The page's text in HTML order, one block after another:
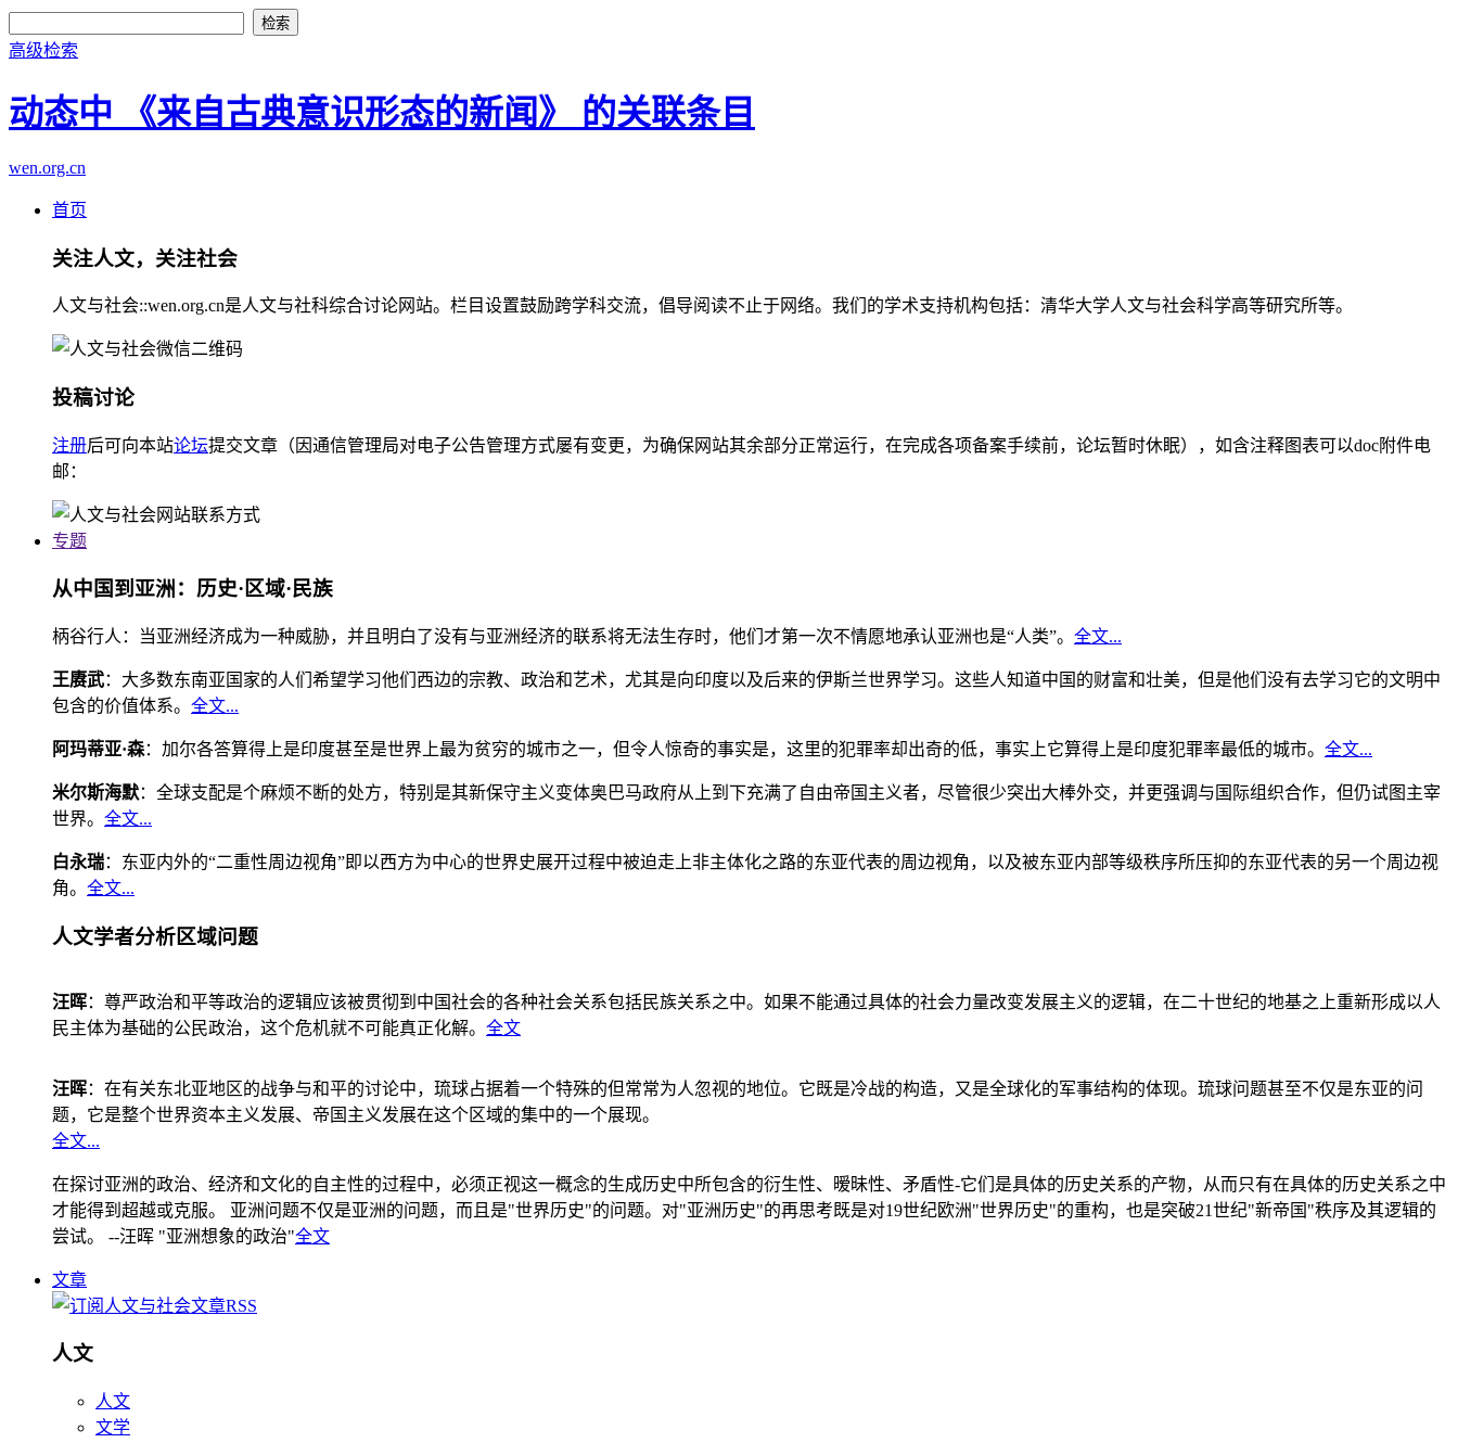
高级检索
动态中 《来自古典意识形态的新闻》 的关联条目
wen.org.cn
首页
关注人文，关注社会
人文与社会::wen.org.cn是人文与社科综合讨论网站。栏目设置鼓励跨学科交流，倡导阅读不止于网络。我们的学术支持机构包括：清华大学人文与社会科学高等研究所等。
投稿讨论
注册后可向本站论坛提交文章（因通信管理局对电子公告管理方式屡有变更，为确保网站其余部分正常运行，在完成各项备案手续前，论坛暂时休眠），如含注释图表可以doc附件电
邮：
专题
从中国到亚洲：历史·区域·民族
柄谷行人：当亚洲经济成为一种威胁，并且明白了没有与亚洲经济的联系将无法生存时，他们才第一次不情愿地承认亚洲也是“人类”。 全文...
王赓武：大多数东南亚国家的人们希望学习他们西边的宗教、政治和艺术，尤其是向印度以及后来的伊斯兰世界学习。这些人知道中国的财富和壮美，但是他们没有去学习它的文明中
包含的价值体系。 全文...
阿玛蒂亚·森：加尔各答算得上是印度甚至是世界上最为贫穷的城市之一，但令人惊奇的事实是，这里的犯罪率却出奇的低，事实上它算得上是印度犯罪率最低的城市。 全文...
米尔斯海默：全球支配是个麻烦不断的处方，特别是其新保守主义变体奥巴马政府从上到下充满了自由帝国主义者，尽管很少突出大棒外交，并更强调与国际组织合作，但仍试图主宰
世界。 全文...
白永瑞：东亚内外的“二重性周边视角”即以西方为中心的世界史展开过程中被迫走上非主体化之路的东亚代表的周边视角，以及被东亚内部等级秩序所压抑的东亚代表的另一个周边视
角。 全文...
人文学者分析区域问题
汪晖：尊严政治和平等政治的逻辑应该被贯彻到中国社会的各种社会关系包括民族关系之中。如果不能通过具体的社会力量改变发展主义的逻辑，在二十世纪的地基之上重新形成以人
民主体为基础的公民政治，这个危机就不可能真正化解。 全文
汪晖：在有关东北亚地区的战争与和平的讨论中，琉球占据着一个特殊的但常常为人忽视的地位。它既是冷战的构造，又是全球化的军事结构的体现。琉球问题甚至不仅是东亚的问
题，它是整个世界资本主义发展、帝国主义发展在这个区域的集中的一个展现。
全文...
在探讨亚洲的政治、经济和文化的自主性的过程中，必须正视这一概念的生成历史中所包含的衍生性、暧昧性、矛盾性-它们是具体的历史关系的产物，从而只有在具体的历史关系之中
才能得到超越或克服。 亚洲问题不仅是亚洲的问题，而且是"世界历史"的问题。对"亚洲历史"的再思考既是对19世纪欧洲"世界历史"的重构，也是突破21世纪"新帝国"秩序及其逻辑的
尝试。 --汪晖 "亚洲想象的政治"全文
文章
人文
人文
文学